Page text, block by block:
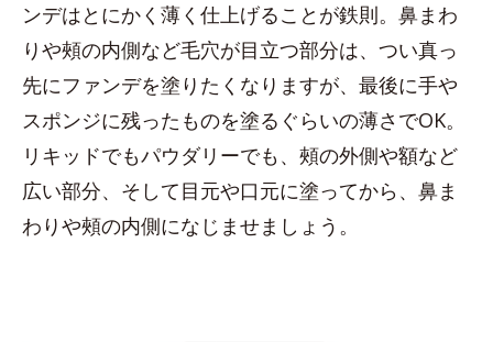
ンデはとにかく薄く仕上げることが鉄則。鼻まわ
りや頰の内側など毛穴が目立つ部分は、つい真っ
先にファンデを塗りたくなりますが、最後に手や
スポンジに残ったものを塗るぐらいの薄さでOK。
リキッドでもパウダリーでも、頰の外側や額など
広い部分、そして目元や口元に塗ってから、鼻ま
わりや頰の内側になじませましょう。